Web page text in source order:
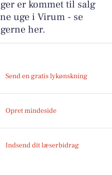
er kommet til salg
uge i Virum - se
her.
Send en gratis lykønskning
Opret mindeside
Indsend dit læserbidrag